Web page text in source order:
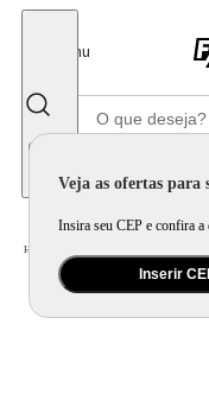
Menu
Veja as ofertas para
Insira seu CEP e confira a
Inserir
Home